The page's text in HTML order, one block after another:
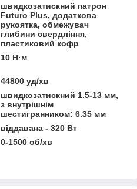
швидкозатискний патрон
Futuro Plus, додаткова
рукоятка, обмежувач
глибини свердління,
пластиковий кофр
10 Н·м
44800 уд/хв
швидкозатискний 1.5-13 мм,
з внутрішнім
шестигранником: 6.35 мм
віддавана - 320 Вт
0-1500 об/хв